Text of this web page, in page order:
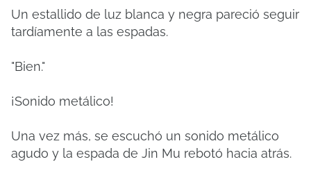
Un estallido de luz blanca y negra pareció seguir
tardíamente a las espadas.
"Bien."
¡Sonido metálico!
Una vez más, se escuchó un sonido metálico
agudo y la espada de Jin Mu rebotó hacia atrás.